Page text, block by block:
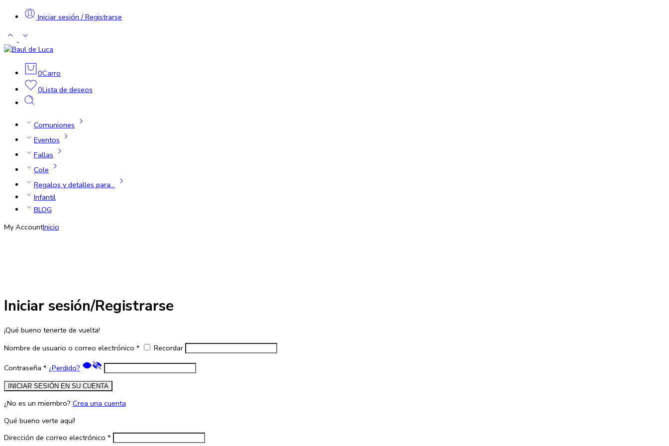
Iniciar sesión / Registrarse
0Carro
0Lista de deseos
Comuniones
Eventos
Fallas
Cole
Regalos y detalles para…
Infantil
BLOG
My AccountInicio
Iniciar sesión/Registrarse
¡Qué bueno tenerte de vuelta!
Nombre de usuario o correo electrónico * Recordar
Contraseña * ¿Perdido?
INICIAR SESIÓN EN SU CUENTA
¿No es un miembro? Crea una cuenta
Qué bueno verte aquí!
Dirección de correo electrónico *